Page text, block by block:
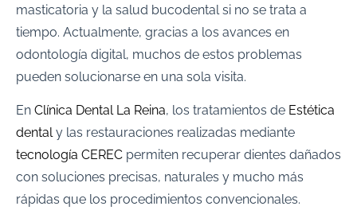
masticatoria y la salud bucodental si no se trata a
tiempo. Actualmente, gracias a los avances en
odontología digital, muchos de estos problemas
pueden solucionarse en una sola visita.
En Clínica Dental La Reina, los tratamientos de Estética
dentaly las restauraciones realizadas mediante
tecnología CEREC permiten recuperar dientes dañados
con soluciones precisas, naturales y mucho más
rápidas que los procedimientos convencionales.